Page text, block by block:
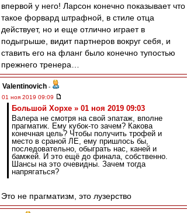
впервой у него! Ларсон конечно показывает что
такое форвард штрафной, в стиле отца
действует, но и еще отлично играет в
подыгрыше, видит партнеров вокруг себя, и
ставить его на фланг было конечно тупостью
прежнего тренера…
Valentinovich -
01 ноя 2019 09:09
Большой Хорхе » 01 ноя 2019 09:03
Валера не смотря на свой эпатаж, вполне
прагматик. Ему кубок-то зачем? Какова
конечная цель? Чтобы получить трофей и
место в сраной ЛЕ, ему пришлось бы,
последовательно, обыграть нас, каней и
бамжей. И это ещё до финала, собственно.
Шансы на это очевидны. Зачем тогда
напрягаться?
Это не прагматизм, это лузерство